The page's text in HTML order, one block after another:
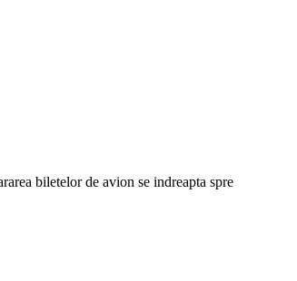
biletelor de avion se indreapta spre